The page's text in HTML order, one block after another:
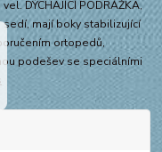
DÝCHAJÍCÍ PODRÁŽKA,
sedí, mají boky stabilizující
ortopedů,
podešev se speciálními